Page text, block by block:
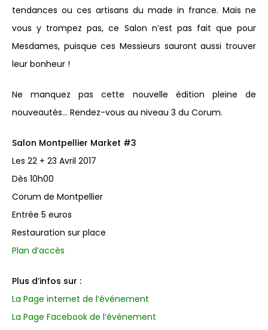
tendances ou ces artisans du made in france. Mais ne
vous y trompez pas, ce Salon n’est pas fait que pour
Mesdames, puisque ces Messieurs sauront aussi trouver
leur bonheur !
Ne manquez pas cette nouvelle édition pleine de
nouveautés… Rendez-vous au niveau 3 du Corum.
Salon Montpellier Market #3
Les 22 + 23 Avril 2017
Dès 10h00
Corum de Montpellier
Entrée 5 euros
Restauration sur place
Plan d’accès
Plus d’infos sur :
La Page internet de l’événement
La Page Facebook de l’événement